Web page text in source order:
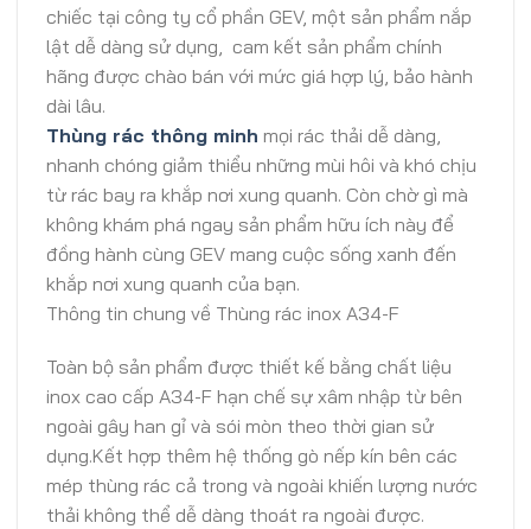
chiếc tại công ty cổ phần GEV, một sản phẩm nắp
lật dễ dàng sử dụng, cam kết sản phẩm chính
hãng được chào bán với mức giá hợp lý, bảo hành
dài lâu.
Thùng rác thông minh mọi rác thải dễ dàng,
nhanh chóng giảm thiểu những mùi hôi và khó chịu
từ rác bay ra khắp nơi xung quanh. Còn chờ gì mà
không khám phá ngay sản phẩm hữu ích này để
đồng hành cùng GEV mang cuộc sống xanh đến
khắp nơi xung quanh của bạn.
Thông tin chung về Thùng rác inox A34-F
Toàn bộ sản phẩm được thiết kế bằng chất liệu
inox cao cấp A34-F hạn chế sự xâm nhập từ bên
ngoài gây han gỉ và sói mòn theo thời gian sử
dụng.Kết hợp thêm hệ thống gò nếp kín bên các
mép thùng rác cả trong và ngoài khiến lượng nước
thải không thể dễ dàng thoát ra ngoài được.